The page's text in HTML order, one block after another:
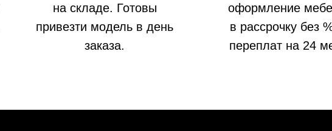
на складе. Готовы
привезти модель в день
заказа.
оформление
в рассрочку без
переплат на 24